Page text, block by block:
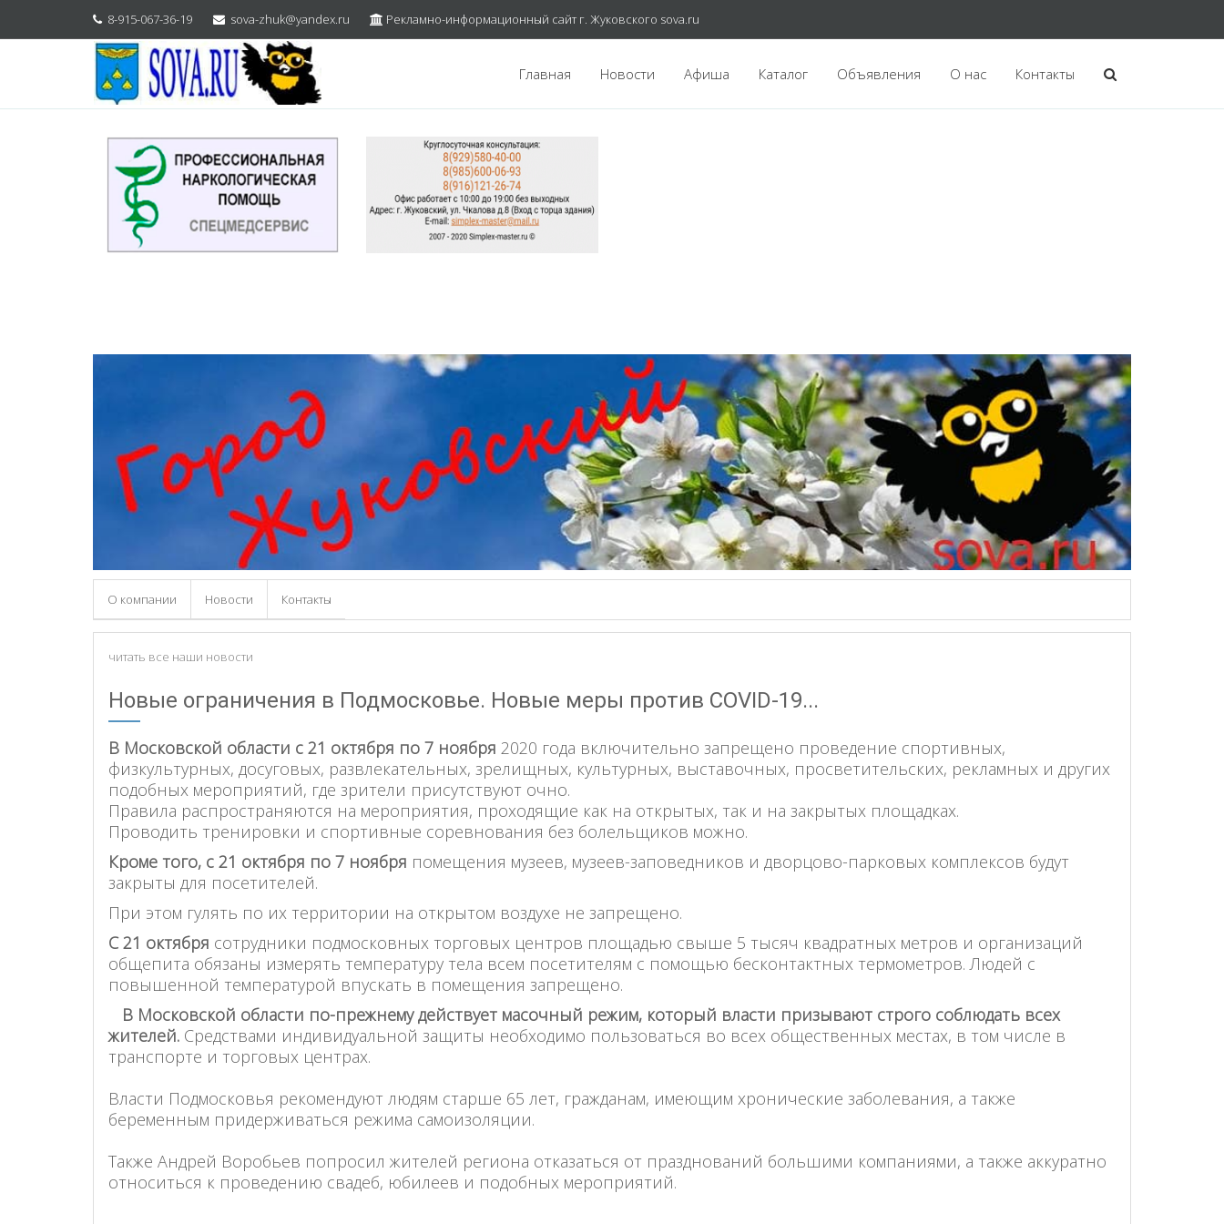
8-915-067-36-19 sova-zhuk@yandex.ru Рекламно-информационный сайт г. Жуковского sova.ru
Главная Новости Афиша Каталог Объявления О нас Контакты
О компании Новости Контакты
читать все наши новости
Новые ограничения в Подмосковье. Новые меры против COVID‑19...
В Московской области с 21 октября по 7 ноября 2020 года включительно запрещено проведение спортивных,
физкультурных, досуговых, развлекательных, зрелищных, культурных, выставочных, просветительских, рекламных и других
подобных мероприятий, где зрители присутствуют очно.
Правила распространяются на мероприятия, проходящие как на открытых, так и на закрытых площадках.
Проводить тренировки и спортивные соревнования без болельщиков можно.
Кроме того, с 21 октября по 7 ноября помещения музеев, музеев-заповедников и дворцово-парковых комплексов будут
закрыты для посетителей.
При этом гулять по их территории на открытом воздухе не запрещено.
С 21 октября сотрудники подмосковных торговых центров площадью свыше 5 тысяч квадратных метров и организаций
общепита обязаны измерять температуру тела всем посетителям с помощью бесконтактных термометров. Людей с
повышенной температурой впускать в помещения запрещено.
В Московской области по-прежнему действует масочный режим, который власти призывают строго соблюдать всех
жителей.Средствами индивидуальной защиты необходимо пользоваться во всех общественных местах, в том числе в
транспорте и торговых центрах.
Власти Подмосковья рекомендуют людям старше 65 лет, гражданам, имеющим хронические заболевания, а также
беременным придерживаться режима самоизоляции.
Также Андрей Воробьев попросил жителей региона отказаться от празднований большими компаниями, а также аккуратно
относиться к проведению свадеб, юбилеев и подобных мероприятий.